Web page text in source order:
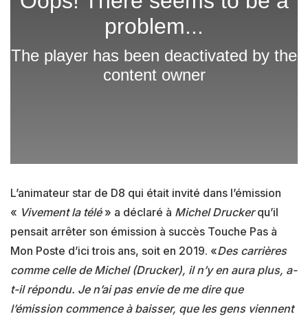
L’animateur star de D8 qui était invité dans l’émission
« Vivement la télé» a déclaré à Michel Druckerqu’il
pensait arrêter son émission à succès Touche Pas à
Mon Poste d’ici trois ans, soit en 2019. «Des carrières
comme celle de Michel (Drucker), il n’y en aura plus, a-
t-il répondu. Je n’ai pas envie de me dire que
l’émission commence à baisser, que les gens viennent